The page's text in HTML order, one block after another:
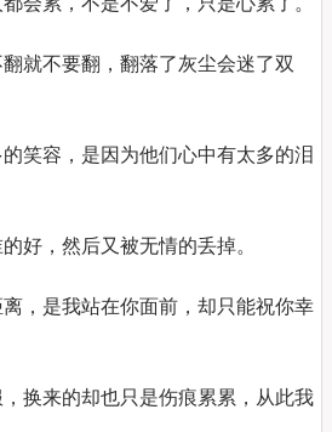
就不要翻，翻落了灰尘会迷了双
笑容，是因为他们心中有太多的泪
好，然后又被无情的丢掉。
，是我站在你面前，却只能祝你幸
换来的却也只是伤痕累累，从此我